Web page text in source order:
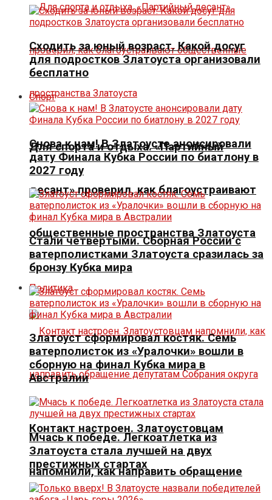
Для спорта и отдыха. «Партийный
десант» проверил, как благоустраивают
общественные пространства Златоуста
Политика
Контакт настроен. Златоустовцам
напомнили, как направить обращение
Сходить за юный возраст. Какой досуг
для подростков Златоуста организовали
бесплатно
Спорт
Снова к нам! В Златоусте анонсировали
дату Финала Кубка России по биатлону в
2027 году
Стали четвертыми. Сборная России с
ватерполистками Златоуста сразилась за
бронзу Кубка мира
Златоуст сформировал костяк. Семь
ватерполисток из «Уралочки» вошли в
сборную на финал Кубка мира в
Австралии
Мчась к победе. Легкоатлетка из
Златоуста стала лучшей на двух
престижных стартах